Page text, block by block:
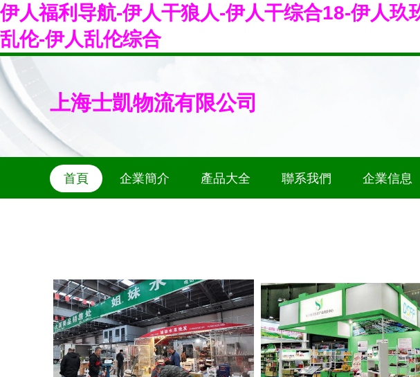
伊人福利导航-伊人干狼人-伊人干综合18-伊人
乱伦-伊人乱伦综合
上海士凱物流有限公司
首頁 企業簡介 產品大全 聯系我們 企業信息